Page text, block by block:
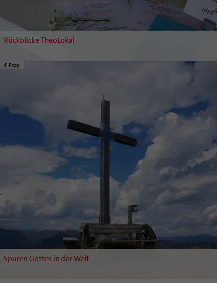
Rückblicke TheoLokal
© Popp
Spuren Gottes in der Welt